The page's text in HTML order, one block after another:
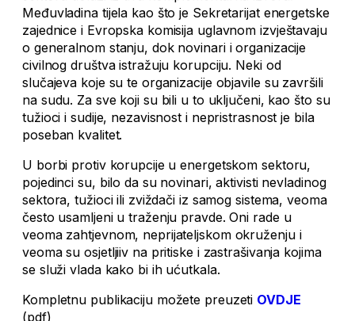
Međuvladina tijela kao što je Sekretarijat energetske
zajednice i Evropska komisija uglavnom izvještavaju
o generalnom stanju, dok novinari i organizacije
civilnog društva istražuju korupciju. Neki od
slučajeva koje su te organizacije objavile su završili
na sudu. Za sve koji su bili u to uključeni, kao što su
tužioci i sudije, nezavisnost i nepristrasnost je bila
poseban kvalitet.
U borbi protiv korupcije u energetskom sektoru,
pojedinci su, bilo da su novinari, aktivisti nevladinog
sektora, tužioci ili zviždači iz samog sistema, veoma
često usamljeni u traženju pravde. Oni rade u
veoma zahtjevnom, neprijateljskom okruženju i
veoma su osjetljiiv na pritiske i zastrašivanja kojima
se služi vlada kako bi ih ućutkala.
Kompletnu publikaciju možete preuzeti OVDJE
(pdf)